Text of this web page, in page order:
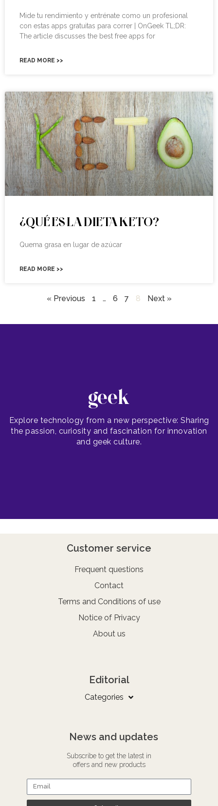
Mide tu rendimiento y entrénate como un profesional
con estas apps gratuitas para correr | OnGeek TL;DR:
The article discusses the best free apps for
READ MORE >>
¿QUÉ ES LA DIETA KETO?
Quema grasa en lugar de azúcar
READ MORE >>
« Previous 1 … 6 7 8 Next »
geek
Explore technology from a new perspective: Sharing
the passion, curiosity and fascination for innovation
and geek culture.
Customer service
Frequent questions
Contact
Terms and Conditions of use
Notice of Privacy
About us
Editorial
Categories
News and updates
Subscribe to get the latest in
offers and new products